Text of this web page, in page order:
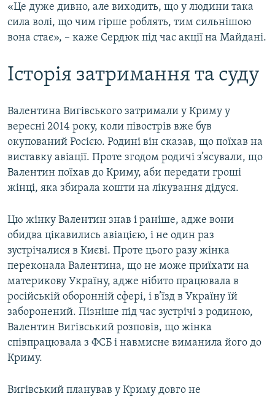
«Це дуже дивно, але виходить, що у людини така
сила волі, що чим гірше роблять, тим сильнішою
вона стає», – каже Сердюк під час акції на Майдані.
Історія затримання та суду
Валентина Вигівського затримали у Криму у
вересні 2014 року, коли півострів вже був
окупований Росією. Родині він сказав, що поїхав на
виставку авіації. Проте згодом родичі з’ясували, що
Валентин поїхав до Криму, аби передати гроші
жінці, яка збирала кошти на лікування дідуся.
Цю жінку Валентин знав і раніше, адже вони
обидва цікавились авіацією, і не один раз
зустрічалися в Києві. Проте цього разу жінка
переконала Валентина, що не може приїхати на
материкову Україну, адже нібито працювала в
російській оборонній сфері, і в’їзд в Україну їй
заборонений. Пізніше під час зустрічі з родиною,
Валентин Вигівський розповів, що жінка
співпрацювала з ФСБ і навмисне виманила його до
Криму.
Вигівський планував у Криму довго не